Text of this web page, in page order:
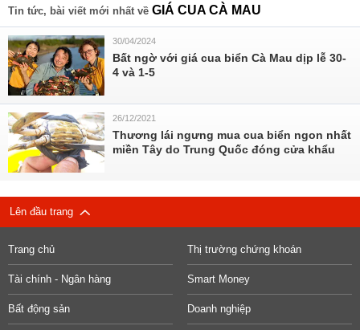
Tin tức, bài viết mới nhất về GIÁ CUA CÀ MAU
30/04/2024
Bất ngờ với giá cua biển Cà Mau dịp lễ 30-
4 và 1-5
26/12/2021
Thương lái ngưng mua cua biển ngon nhất
miền Tây do Trung Quốc đóng cửa khẩu
Lên đầu trang
Trang chủ Thị trường chứng khoán
Tài chính - Ngân hàng Smart Money
Bất động sản Doanh nghiệp